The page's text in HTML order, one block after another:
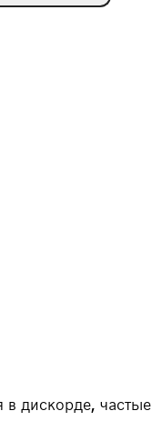
в дискорде, частые